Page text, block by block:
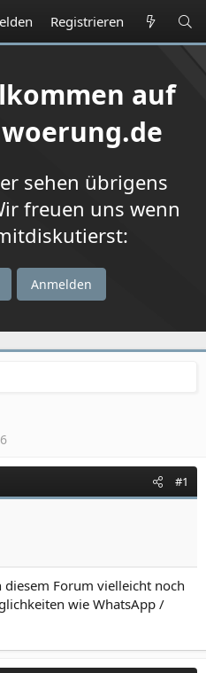
Registrieren
auf
sehen übrigens
freuen uns wenn
Anmelden
#1
Forum vielleicht noch
wie WhatsApp /